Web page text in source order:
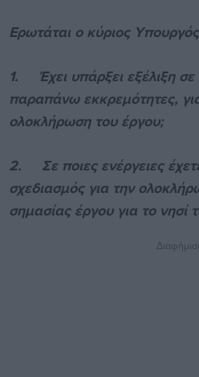
Ερωτάται ο κύριος Υπουργός
1. Έχει υπάρξει εξέλιξη
παραπάνω εκκρεμότητες,
ολοκλήρωση του έργου;
2. Σε ποιες ενέργειες
σχεδιασμός για την
σημασίας έργου για το νησί